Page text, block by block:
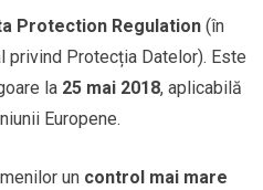
Protection Regulation (în
privind Protecția Datelor). Este
la 25 mai 2018, aplicabilă
Europene.
un control mai mare